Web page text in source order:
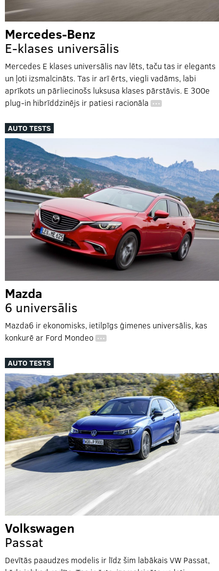
Mercedes-Benz
E-klases universālis
Mercedes E klases universālis nav lēts, taču tas ir elegants
un ļoti izsmalcināts. Tas ir arī ērts, viegli vadāms, labi
aprīkots un pārliecinošs luksusa klases pārstāvis. E 300e
plug-in hibrīddzinējs ir patiesi racionāla …
AUTO TESTS
Mazda
6 universālis
Mazda6 ir ekonomisks, ietilpīgs ģimenes universālis, kas
konkurē ar Ford Mondeo …
AUTO TESTS
Volkswagen
Passat
Devītās paaudzes modelis ir līdz šim labākais VW Passat,